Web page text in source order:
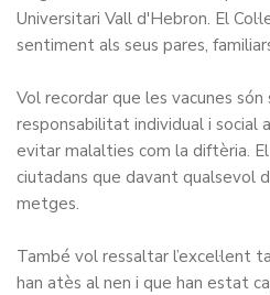
Universitari Vall d'Hebron. El
sentiment als seus pares,
Vol recordar que les vacunes són
responsabilitat individual i social
evitar malalties com la diftèria.
ciutadans que davant qualsevol
metges.
També vol ressaltar l’excel·lent
han atès al nen i que han estat